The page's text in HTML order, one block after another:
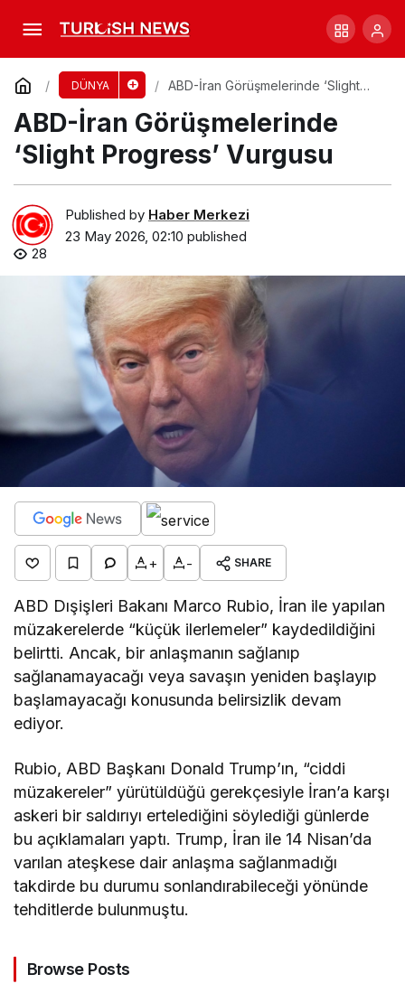
DÜNYA
ABD-İran Görüşmelerinde ‘Slight
ABD-İran Görüşmelerinde
‘Slight Progress’ Vurgusu
Published by Haber Merkezi
23 May 2026, 02:10 published
28
+ - SHARE
ABD Dışişleri Bakanı Marco Rubio, İran ile yapılan
müzakerelerde “küçük ilerlemeler” kaydedildiğini
belirtti. Ancak, bir anlaşmanın sağlanıp
sağlanamayacağı veya savaşın yeniden başlayıp
başlamayacağı konusunda belirsizlik devam
ediyor.
Rubio, ABD Başkanı Donald Trump’ın, “ciddi
müzakereler” yürütüldüğü gerekçesiyle İran’a karşı
askeri bir saldırıyı ertelediğini söylediği günlerde
bu açıklamaları yaptı. Trump, İran ile 14 Nisan’da
varılan ateşkese dair anlaşma sağlanmadığı
takdirde bu durumu sonlandırabileceği yönünde
tehditlerde bulunmuştu.
Browse Posts
Machu Picchu’da Avustralyalı Turist
Hayatını Kaybetti
Comment Share